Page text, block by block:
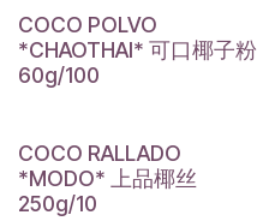
COCO POLVO
*CHAOTHAI* 可口椰子粉
60g/100
COCO RALLADO
*MODO* 上品椰丝
250g/10